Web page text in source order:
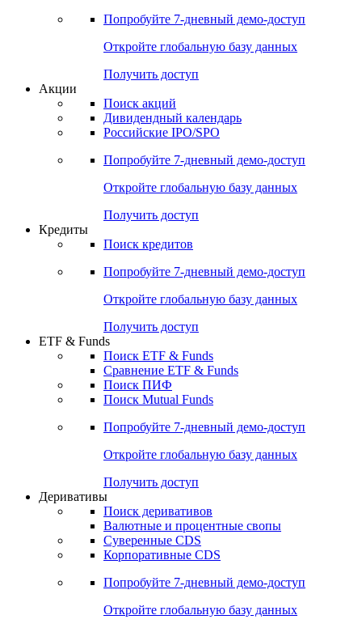
Попробуйте 7-дневный демо-доступ
Откройте глобальную базу данных
Получить доступ
Акции
Поиск акций
Дивидендный календарь
Российские IPO/SPO
Попробуйте 7-дневный демо-доступ
Откройте глобальную базу данных
Получить доступ
Кредиты
Поиск кредитов
Попробуйте 7-дневный демо-доступ
Откройте глобальную базу данных
Получить доступ
ETF & Funds
Поиск ETF & Funds
Сравнение ETF & Funds
Поиск ПИФ
Поиск Mutual Funds
Попробуйте 7-дневный демо-доступ
Откройте глобальную базу данных
Получить доступ
Деривативы
Поиск деривативов
Валютные и процентные свопы
Суверенные CDS
Корпоративные CDS
Попробуйте 7-дневный демо-доступ
Откройте глобальную базу данных